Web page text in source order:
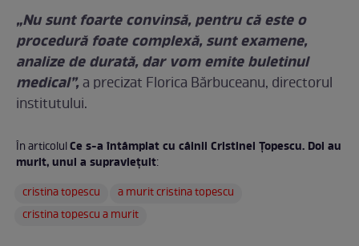
„Nu sunt foarte convinsă, pentru că este o
procedură foate complexă, sunt examene,
analize de durată, dar vom emite buletinul
medical”,a precizat Florica Bărbuceanu, directorul
institutului.
În articolulCe s-a întâmplat cu câinii Cristinei Țopescu. Doi au
murit, unul a supraviețuit:
cristina topescu
a murit cristina topescu
cristina topescu a murit